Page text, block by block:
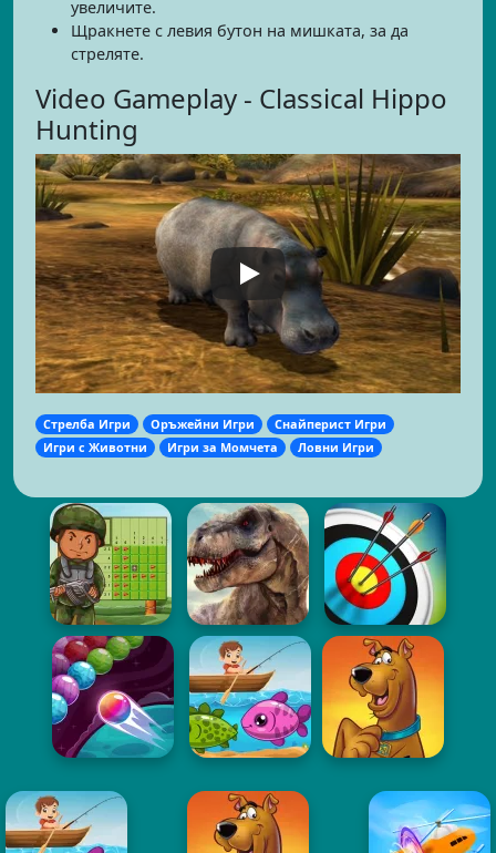
увеличите.
Щракнете с левия бутон на мишката, за да
стреляте.
Video Gameplay - Classical Hippo
Hunting
Стрелба Игри Оръжейни Игри
Снайперист Игри
Игри с Животни
Игри за Момчета Ловни Игри